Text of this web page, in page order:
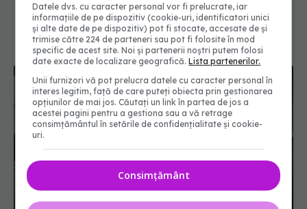
Datele dvs. cu caracter personal vor fi prelucrate, iar
informațiile de pe dispozitiv (cookie-uri, identificatori unici
și alte date de pe dispozitiv) pot fi stocate, accesate de și
trimise către 224 de parteneri sau pot fi folosite în mod
specific de acest site. Noi și partenerii noștri putem folosi
date exacte de localizare geografică.Lista partenerilor.
Unii furnizori vă pot prelucra datele cu caracter personal în
interes legitim, față de care puteți obiecta prin gestionarea
opțiunilor de mai jos. Căutați un link în partea de jos a
acestei pagini pentru a gestiona sau a vă retrage
consimțământul în setările de confidențialitate și cookie-
uri.
Consimțământ